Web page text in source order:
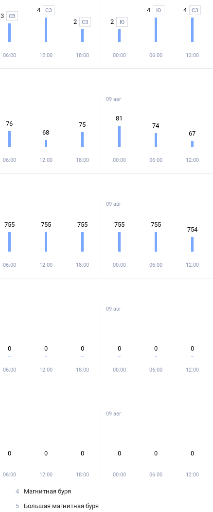
3 СВ
06:00
4 СЗ
12:00
2 СЗ
18:00
2 Ю
00:00
4 Ю
06:00
4 СЗ
12:00
76
06:00
68
12:00
75
18:00
09 авг
81
00:00
74
06:00
67
12:00
755
06:00
755
12:00
755
18:00
09 авг
755
00:00
755
06:00
754
12:00
0
06:00
0
12:00
0
18:00
09 авг
0
00:00
0
06:00
0
12:00
0
06:00
0
12:00
0
18:00
09 авг
0
00:00
0
06:00
0
12:00
4
Магнитная буря
5
Большая магнитная буря